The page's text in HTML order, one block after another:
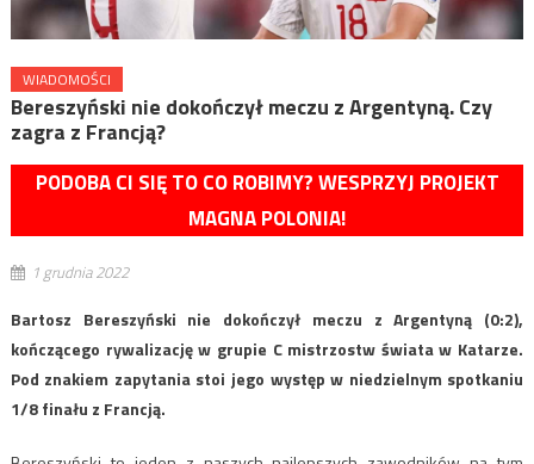
WIADOMOŚCI
Bereszyński nie dokończył meczu z Argentyną. Czy
zagra z Francją?
PODOBA CI SIĘ TO CO ROBIMY? WESPRZYJ PROJEKT
MAGNA POLONIA!
1 grudnia 2022
Bartosz Bereszyński nie dokończył meczu z Argentyną (0:2),
kończącego rywalizację w grupie C mistrzostw świata w Katarze.
Pod znakiem zapytania stoi jego występ w niedzielnym spotkaniu
1/8 finału z Francją.